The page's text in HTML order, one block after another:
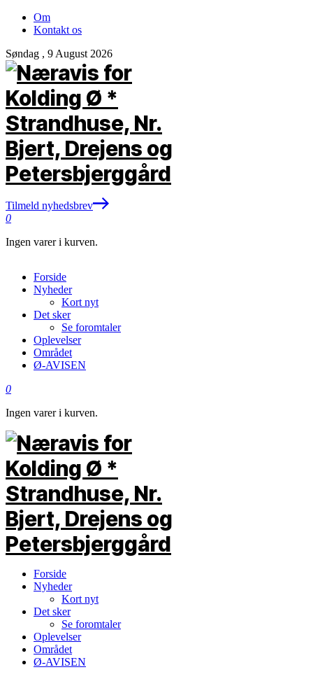
Om
Kontakt os
Søndag , 9 August 2026
Tilmeld nyhedsbrev
0
Ingen varer i kurven.
Forside
Nyheder
Kort nyt
Det sker
Se foromtaler
Oplevelser
Området
Ø-AVISEN
0
Ingen varer i kurven.
Forside
Nyheder
Kort nyt
Det sker
Se foromtaler
Oplevelser
Området
Ø-AVISEN